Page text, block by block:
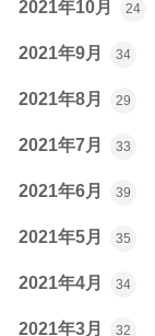
2021年10月 24
2021年9月 34
2021年8月 29
2021年7月 33
2021年6月 39
2021年5月 35
2021年4月 34
2021年3月 32